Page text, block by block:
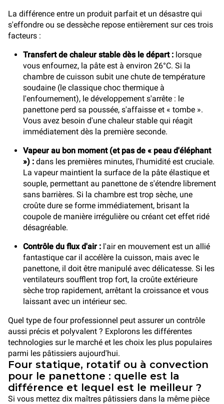
La différence entre un produit parfait et un désastre qui
s'effondre ou se dessèche repose entièrement sur ces trois
facteurs :
Transfert de chaleur stable dès le départ : lorsque
vous enfournez, la pâte est à environ 26°C. Si la
chambre de cuisson subit une chute de température
soudaine (le classique choc thermique à
l'enfournement), le développement s'arrête : le
panettone perd sa poussée, s'affaisse et « tombe ».
Vous avez besoin d'une chaleur stable qui réagit
immédiatement dès la première seconde.
Vapeur au bon moment (et pas de « peau d'éléphant
») : dans les premières minutes, l'humidité est cruciale.
La vapeur maintient la surface de la pâte élastique et
souple, permettant au panettone de s'étendre librement
sans barrières. Si la chambre est trop sèche, une
croûte dure se forme immédiatement, brisant la
coupole de manière irrégulière ou créant cet effet ridé
désagréable.
Contrôle du flux d'air : l'air en mouvement est un allié
fantastique car il accélère la cuisson, mais avec le
panettone, il doit être manipulé avec délicatesse. Si les
ventilateurs soufflent trop fort, la croûte extérieure
sèche trop rapidement, arrêtant la croissance et vous
laissant avec un intérieur sec.
Quel type de four professionnel peut assurer un contrôle
aussi précis et polyvalent ? Explorons les différentes
technologies sur le marché et les choix les plus populaires
parmi les pâtissiers aujourd'hui.
Four statique, rotatif ou à convection
pour le panettone : quelle est la
différence et lequel est le meilleur ?
Si vous mettez dix maîtres pâtissiers dans la même pièce